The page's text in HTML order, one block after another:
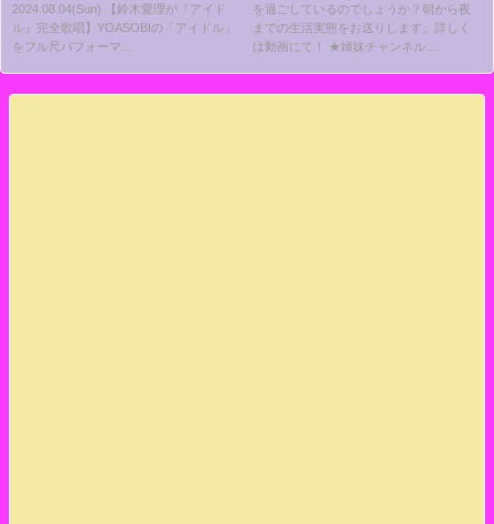
ニソン神曲カバーでしょdeショ
ー‼】
2024.08.04(Sun) 【鈴木愛理が『アイド
ル』完全歌唱】YOASOBIの「アイドル」
をフル尺パフォーマ...
を過ごしているのでしょうか？朝から夜
までの生活実態をお送りします。詳しく
は動画にて！ ★姉妹チャンネル...